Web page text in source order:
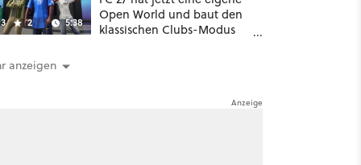
2 5:38
Open World und baut den
klassischen Clubs-Modus
anzeigen